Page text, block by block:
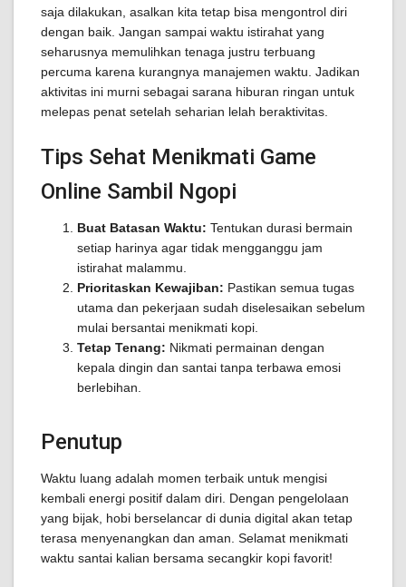
saja dilakukan, asalkan kita tetap bisa mengontrol diri
dengan baik. Jangan sampai waktu istirahat yang
seharusnya memulihkan tenaga justru terbuang
percuma karena kurangnya manajemen waktu. Jadikan
aktivitas ini murni sebagai sarana hiburan ringan untuk
melepas penat setelah seharian lelah beraktivitas.
Tips Sehat Menikmati Game
Online Sambil Ngopi
Buat Batasan Waktu: Tentukan durasi bermain
setiap harinya agar tidak mengganggu jam
istirahat malammu.
Prioritaskan Kewajiban: Pastikan semua tugas
utama dan pekerjaan sudah diselesaikan sebelum
mulai bersantai menikmati kopi.
Tetap Tenang: Nikmati permainan dengan
kepala dingin dan santai tanpa terbawa emosi
berlebihan.
Penutup
Waktu luang adalah momen terbaik untuk mengisi
kembali energi positif dalam diri. Dengan pengelolaan
yang bijak, hobi berselancar di dunia digital akan tetap
terasa menyenangkan dan aman. Selamat menikmati
waktu santai kalian bersama secangkir kopi favorit!